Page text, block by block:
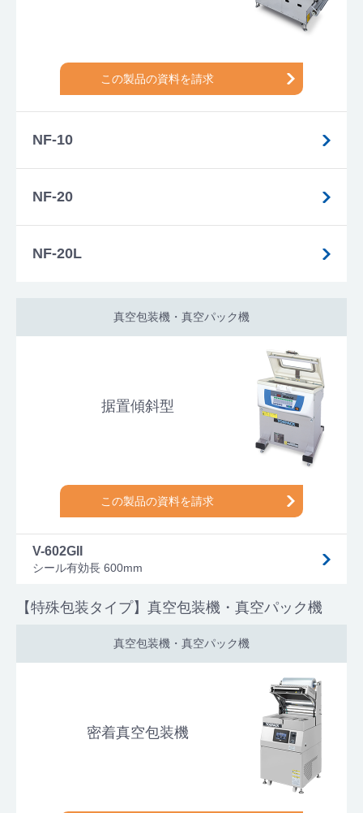
この製品の資料を請求
NF-10
NF-20
NF-20L
真空包装機・真空パック機
据置傾斜型
この製品の資料を請求
V-602GII
シール有効長 600mm
【特殊包装タイプ】真空包装機・真空パック機
真空包装機・真空パック機
密着真空包装機